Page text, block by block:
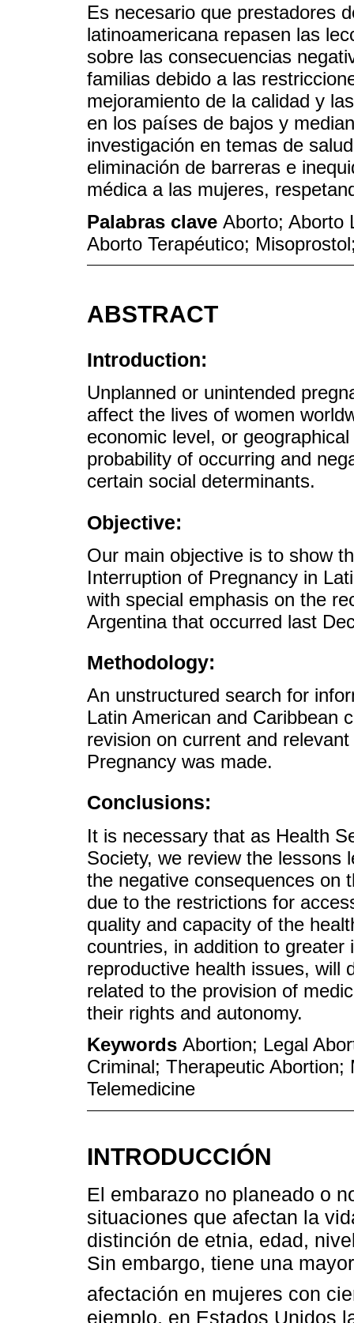
Es necesario que prestadores
latinoamericana repasen las
sobre las consecuencias
familias debido a las
mejoramiento de la calidad y
en los países de bajos y
investigación en temas de
eliminación de barreras e
médica a las mujeres,
Palabras clave Aborto; Aborto
Aborto Terapéutico;
ABSTRACT
Introduction:
Unplanned or unintended
affect the lives of women
economic level, or
probability of occurring and
certain social determinants.
Objective:
Our main objective is to show
Interruption of Pregnancy in
with special emphasis on the
Argentina that occurred last
Methodology:
An unstructured search for
Latin American and Caribbean
revision on current and
Pregnancy was made.
Conclusions:
It is necessary that as Health
Society, we review the lessons
the negative consequences on
due to the restrictions for
quality and capacity of the
countries, in addition to
reproductive health issues, will
related to the provision of
their rights and autonomy.
Keywords Abortion; Legal
Criminal; Therapeutic
Telemedicine
INTRODUCCIÓN
El embarazo no planeado o
situaciones que afectan la
distinción de etnia, edad,
Sin embargo, tiene una
afectación en mujeres con
ejemplo, en Estados Unidos